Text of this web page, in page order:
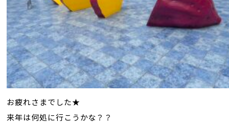
お疲れさまでした★
来年は何処に行こうかな？？